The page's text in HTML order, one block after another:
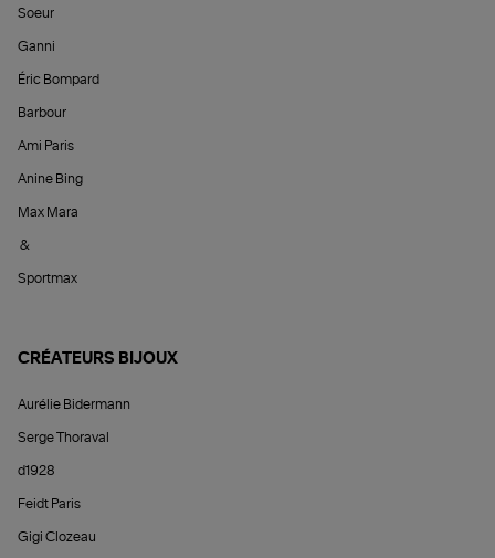
Soeur
Ganni
Éric Bompard
Barbour
Ami Paris
Anine Bing
Max Mara
&
Sportmax
CRÉATEURS BIJOUX
Aurélie Bidermann
Serge Thoraval
d1928
Feidt Paris
Gigi Clozeau